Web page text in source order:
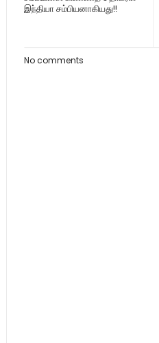
இந்தியா சம்பியனாகியது!!
No comments